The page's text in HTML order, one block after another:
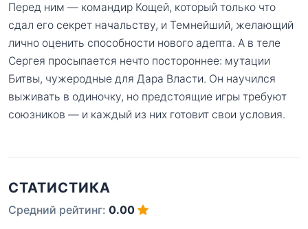
Перед ним — командир Кощей, который только что
сдал его секрет начальству, и Темнейший, желающий
лично оценить способности нового адепта. А в теле
Сергея просыпается нечто постороннее: мутации
Битвы, чужеродные для Дара Власти. Он научился
выживать в одиночку, но предстоящие игры требуют
союзников — и каждый из них готовит свои условия.
СТАТИСТИКА
Средний рейтинг: 0.00